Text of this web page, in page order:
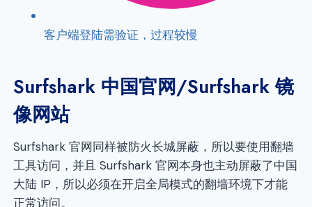
客户端登陆需验证，过程较慢
Surfshark 中国官网/Surfshark 镜
像网站
Surfshark 官网同样被防火长城屏蔽，所以要使用翻墙
工具访问，并且 Surfshark 官网本身也主动屏蔽了中国
大陆 IP，所以必须在开启全局模式的翻墙环境下才能
正常访问。